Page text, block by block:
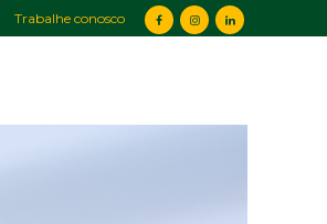
Trabalhe conosco